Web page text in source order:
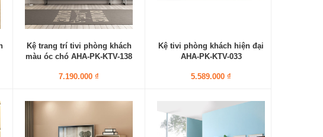
Kệ trang trí tivi phòng khách
màu óc chó AHA-PK-KTV-138
7.190.000 ₫
Kệ tivi phòng khách hiện đại
AHA-PK-KTV-033
5.589.000 ₫